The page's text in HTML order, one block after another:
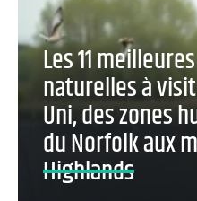
Les 11
naturelles à
Uni, des zones
du Norfolk aux
Highlands